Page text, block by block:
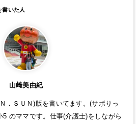
山﨑美由紀
．ＳＵＮ)版を書いてます。(サボりっ
5 のママです。仕事(介護士)をしながら